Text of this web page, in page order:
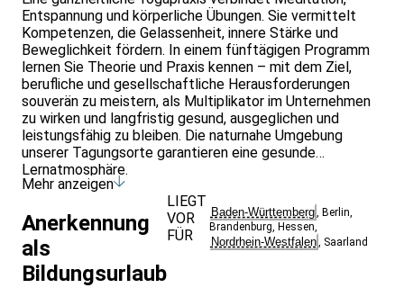
Entspannung und körperliche Übungen. Sie vermittelt
Kompetenzen, die Gelassenheit, innere Stärke und
Beweglichkeit fördern. In einem fünftägigen Programm
lernen Sie Theorie und Praxis kennen – mit dem Ziel,
berufliche und gesellschaftliche Herausforderungen
souverän zu meistern, als Multiplikator im Unternehmen
zu wirken und langfristig gesund, ausgeglichen und
leistungsfähig zu bleiben. Die naturnahe Umgebung
unserer Tagungsorte garantieren eine gesunde
Lernatmosphäre.
Mehr anzeigen
Anerkennung
als
Bildungsurlaub
LIEGT
VOR
FÜR
Baden-Württemberg, Berlin,
Brandenburg, Hessen,
Nordrhein-Westfalen, Saarland